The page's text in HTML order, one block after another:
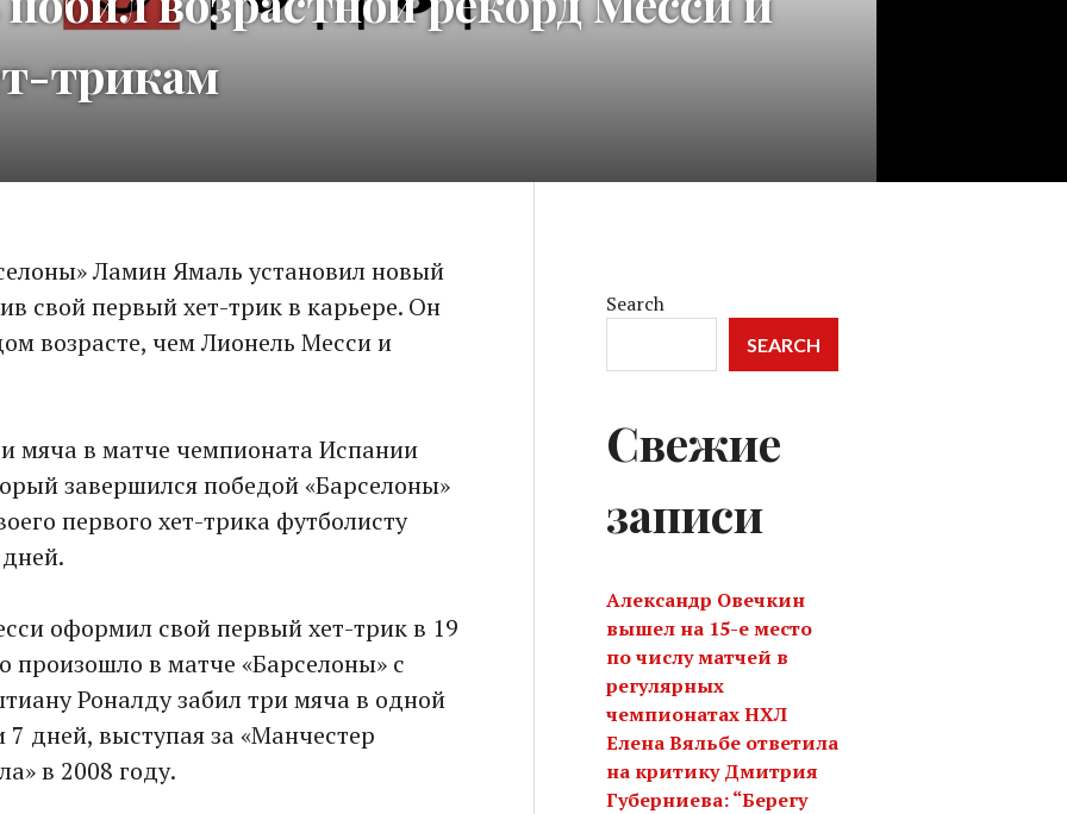
трикам
Ламин Ямаль установил новый
свой первый хет-трик в карьере. Он
возрасте, чем Лионель Месси и
мяча в матче чемпионата Испании
завершился победой «Барселоны»
первого хет-трика футболисту
оформил свой первый хет-трик в 19
произошло в матче «Барселоны» с
Роналду забил три мяча в одной
7 дней, выступая за «Манчестер
в 2008 году.
Search
SEARCH
Свежие
записи
Александр Овечкин
вышел на 15-е место
по числу матчей в
регулярных
чемпионатах НХЛ
Елена Вяльбе ответила
на критику Дмитрия
Губерниева: “Берегу